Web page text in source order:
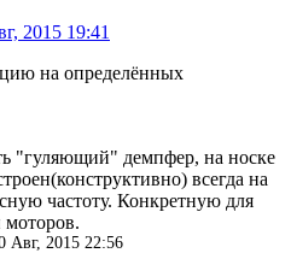
2015 19:41
на определённых
"гуляющий" демпфер, на носке
всегда на
частоту. Конкретную для
Авг, 2015 22:56